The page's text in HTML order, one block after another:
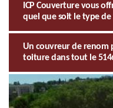
ICP Couverture vous
quel que soit le type
Un couvreur de renom
toiture dans tout le